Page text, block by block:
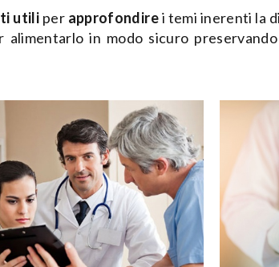
utili per approfondirei temi inerenti la
alimentarlo in modo sicuro